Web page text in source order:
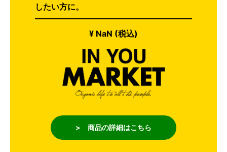
したい方に。
¥ NaN (税込)
> 商品の詳細はこちら